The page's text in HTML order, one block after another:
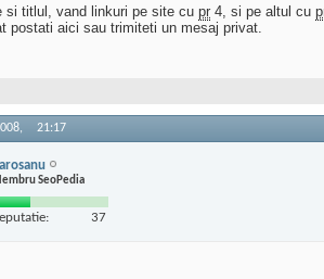
si titlul, vand linkuri pe site cu pr 4, si pe altul cu
postati aici sau trimiteti un mesaj privat.
21:17
SeoPedia
37